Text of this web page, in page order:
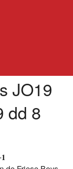
JO19
dd 8